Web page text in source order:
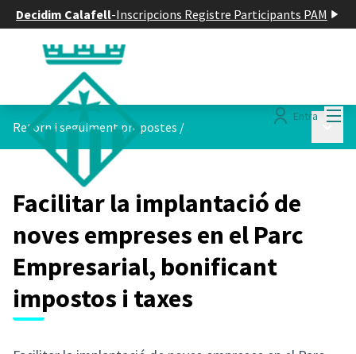
Decidim Calafell-Inscripcions Registre Participants PAM
Entra
Retorn i seguiment propostes /
Facilitar la implantació de
noves empreses en el Parc
Empresarial, bonificant
impostos i taxes